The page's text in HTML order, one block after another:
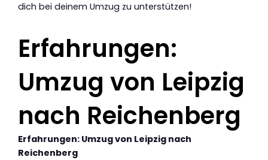
dich bei deinem Umzug zu unterstützen!
Erfahrungen:
Umzug von Leipzig
nach Reichenberg
Erfahrungen: Umzug von Leipzig nach
Reichenberg